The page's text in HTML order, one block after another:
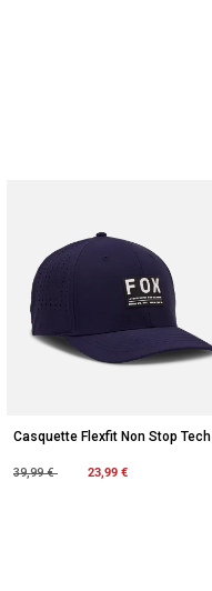
Casquette Flexfit Non Stop Tech
Price reduced from
39,99 €to 23,99 €